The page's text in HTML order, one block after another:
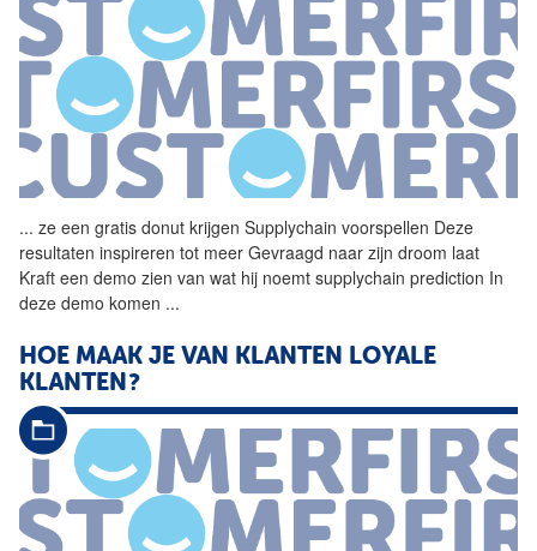
... ze een gratis donut krijgen Supplychain voorspellen Deze
resultaten inspireren tot meer Gevraagd naar zijn droom laat
Kraft een demo zien van wat hij noemt supplychain prediction In
deze demo komen ...
HOE MAAK JE VAN KLANTEN LOYALE
KLANTEN?